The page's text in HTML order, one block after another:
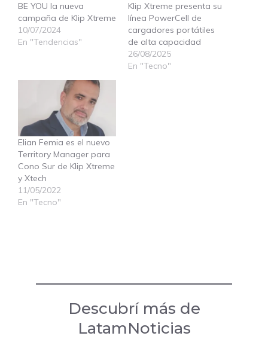
BE YOU la nueva
campaña de Klip Xtreme
10/07/2024
En "Tendencias"
Klip Xtreme presenta su
línea PowerCell de
cargadores portátiles
de alta capacidad
26/08/2025
En "Tecno"
Elian Femia es el nuevo
Territory Manager para
Cono Sur de Klip Xtreme
y Xtech
11/05/2022
En "Tecno"
Descubrí más de
LatamNoticias